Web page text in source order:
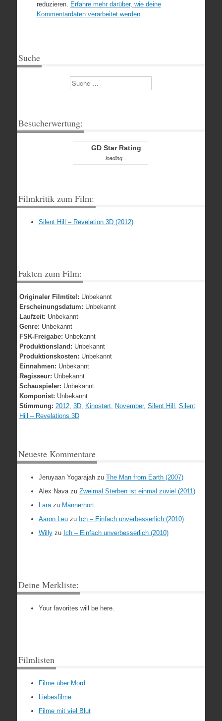
reduzieren. Erfahre mehr darüber, wie deine
Kommentardaten verarbeitet werden.
Suche
Suchen
Besucherwertung:
GD Star Rating
loading...
Filmkritik zum Film:
Silent Hill – Revelation 3D (2012)
Fakten zum Film:
Originaler Filmtitel: Unbekannt
Erscheinungsdatum: Unbekannt
Laufzeit: Unbekannt
Genre: Unbekannt
FSK-Freigabe: Unbekannt
Produktionsland: Unbekannt
Produktionskosten: Unbekannt
Einnahmen: Unbekannt
Regisseur: Unbekannt
Schauspieler: Unbekannt
Komponist: Unbekannt
Stimmung: 2012, 3D, Kinostart, November, Silent Hill , Silent
Hill – Revelations 3D
Neueste Kommentare
Jeruyaan Yogarajahzu The Man from Earth (2007)
Alex Navazu Zweimal Sterben ist einmal zuviel (2011)
Larazu Männerhort
Aaron Leuzu Ich – Einfach unverbesserlich (2010)
Willyzu Ich – Einfach unverbesserlich (2010)
Deine Merkliste:
Your favorites will be here.
Filmlisten
Filme über Mord
Liebesfilme
Filme mit viel Blut